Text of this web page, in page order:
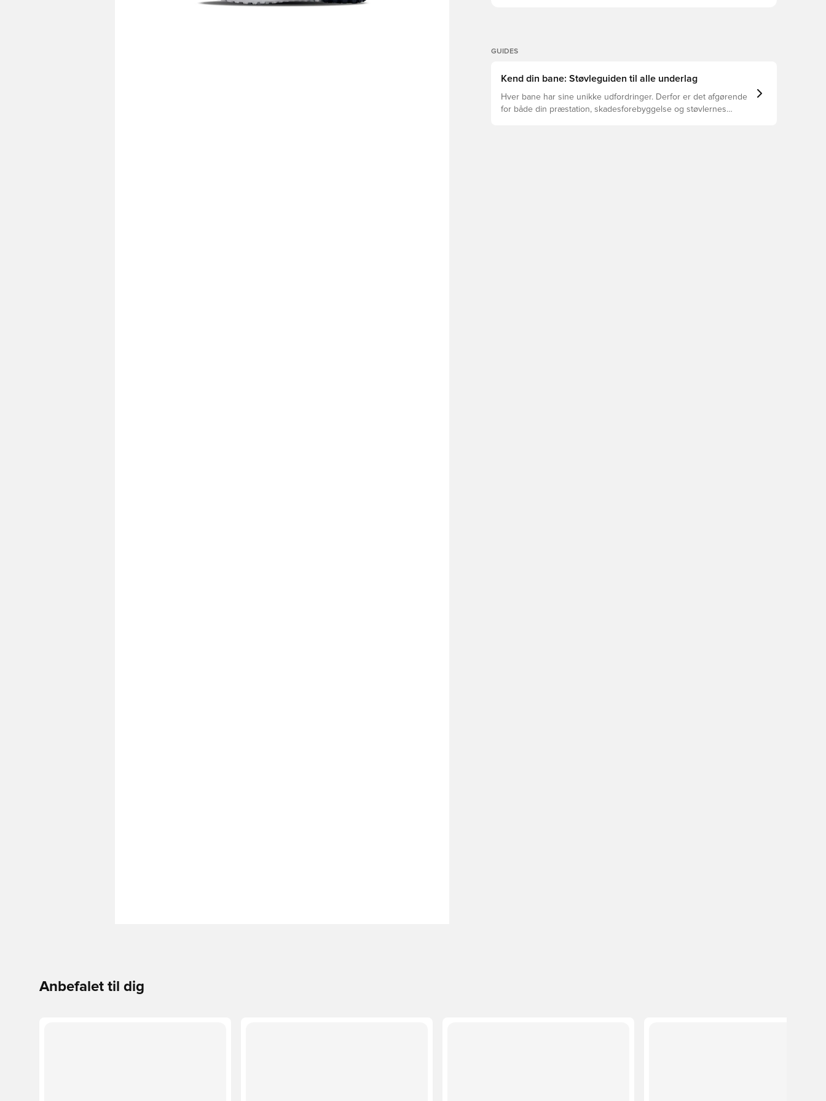
GUIDES
Kend din bane: Støvleguiden til alle underlag
Hver bane har sine unikke udfordringer. Derfor er det afgørende
for både din præstation, skadesforebyggelse og støvlernes
Anbefalet til dig